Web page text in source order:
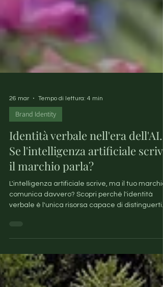
26 mar Tempo di lettura: 4 min
Brand Identity
Identità verbale nell'era dell'AI.
Se l'intelligenza artificiale
il marchio parla?
L'intelligenza artificiale scrive, ma il tuo marchio
comunica davvero? Scopri perché l'identità